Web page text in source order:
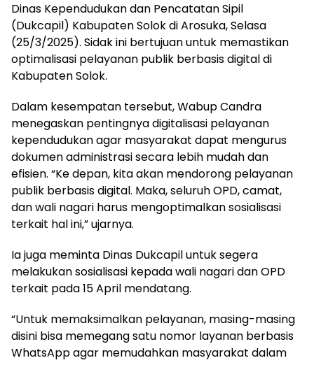
Dinas Kependudukan dan Pencatatan Sipil
(Dukcapil) Kabupaten Solok di Arosuka, Selasa
(25/3/2025). Sidak ini bertujuan untuk memastikan
optimalisasi pelayanan publik berbasis digital di
Kabupaten Solok.
Dalam kesempatan tersebut, Wabup Candra
menegaskan pentingnya digitalisasi pelayanan
kependudukan agar masyarakat dapat mengurus
dokumen administrasi secara lebih mudah dan
efisien. “Ke depan, kita akan mendorong pelayanan
publik berbasis digital. Maka, seluruh OPD, camat,
dan wali nagari harus mengoptimalkan sosialisasi
terkait hal ini,” ujarnya.
Ia juga meminta Dinas Dukcapil untuk segera
melakukan sosialisasi kepada wali nagari dan OPD
terkait pada 15 April mendatang.
“Untuk memaksimalkan pelayanan, masing-masing
disini bisa memegang satu nomor layanan berbasis
WhatsApp agar memudahkan masyarakat dalam